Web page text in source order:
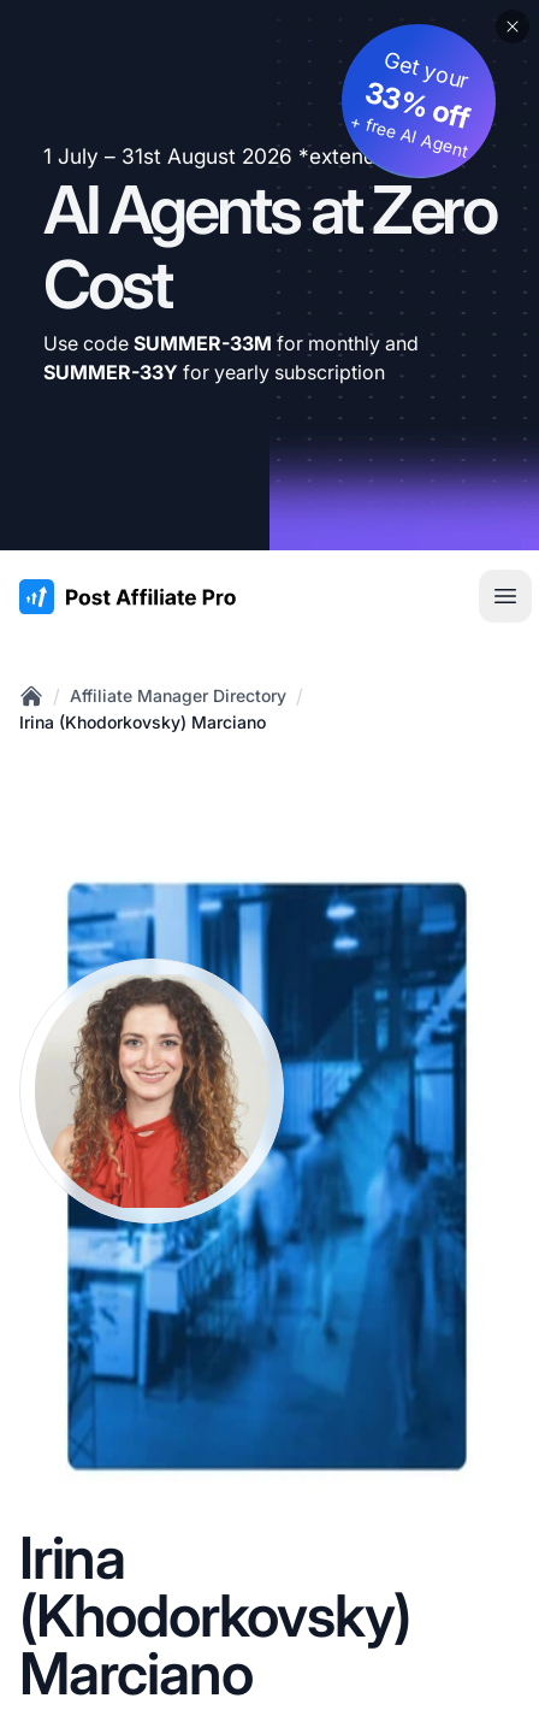
1 July – 31st August 2026 *extended
AI Agents at Zero
Cost
Get your
33% off
+ free AI Agent
Use code SUMMER-33M for monthly and
SUMMER-33Y for yearly subscription
:site.title
Home
/ Affiliate Manager Directory /
Irina (Khodorkovsky) Marciano
Irina
(Khodorkovsky)
Marciano